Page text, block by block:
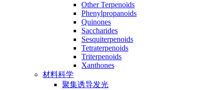
Other Terpenoids
Phenylpropanoids
Quinones
Saccharides
Sesquiterpenoids
Tetraterpenoids
Triterpenoids
Xanthones
材料科学
聚集诱导发光